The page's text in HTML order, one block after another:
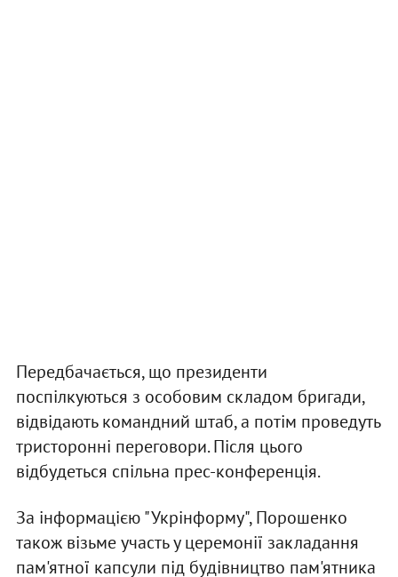
Передбачається, що президенти
поспілкуються з особовим складом бригади,
відвідають командний штаб, а потім проведуть
тристоронні переговори. Після цього
відбудеться спільна прес-конференція.
За інформацією "Укрінформу", Порошенко
також візьме участь у церемонії закладання
пам'ятної капсули під будівництво пам'ятника